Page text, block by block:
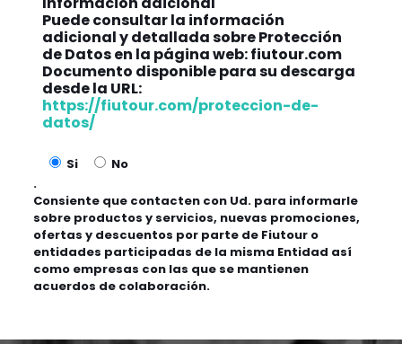
Puede consultar la información
adicional y detallada sobre Protección
de Datos en la página web: fiutour.com
Documento disponible para su descarga
desde la URL:
https://fiutour.com/proteccion-de-
datos/
Si
No
.
Consiente que contacten con Ud. para informarle
sobre productos y servicios, nuevas promociones,
ofertas y descuentos por parte de Fiutour o
entidades participadas de la misma Entidad así
como empresas con las que se mantienen
acuerdos de colaboración.